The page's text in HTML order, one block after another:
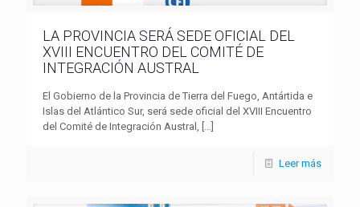
LA PROVINCIA SERÁ SEDE OFICIAL DEL
XVIII ENCUENTRO DEL COMITÉ DE
INTEGRACIÓN AUSTRAL
El Gobierno de la Provincia de Tierra del Fuego, Antártida e
Islas del Atlántico Sur, será sede oficial del XVIII Encuentro
del Comité de Integración Austral, […]
Leer más